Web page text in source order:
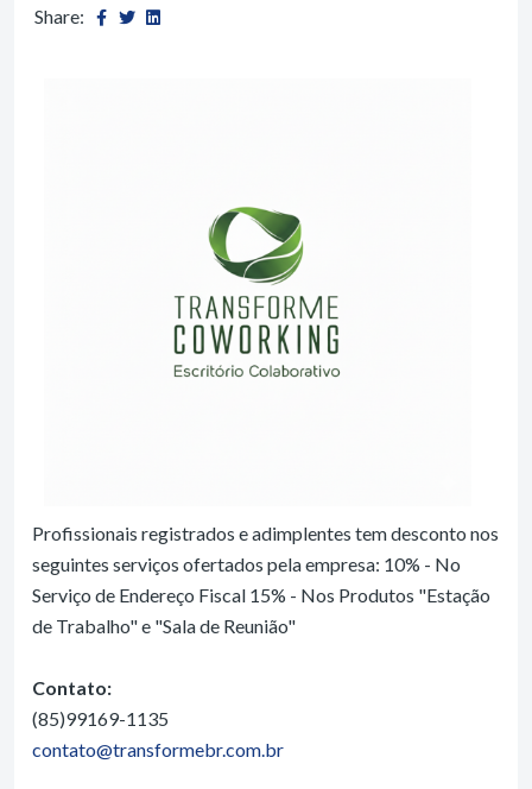
Share:
Profissionais registrados e adimplentes tem desconto nos
seguintes serviços ofertados pela empresa: 10% - No
Serviço de Endereço Fiscal 15% - Nos Produtos "Estação
de Trabalho" e "Sala de Reunião"
Contato:
(85)99169-1135
contato@transformebr.com.br